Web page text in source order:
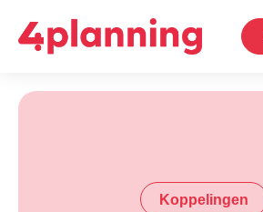
Koppelingen